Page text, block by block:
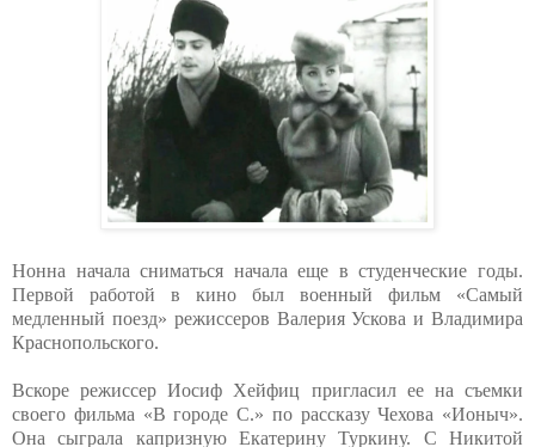
Нонна начала сниматься начала еще в студенческие годы.
Первой работой в кино был военный фильм «Самый
медленный поезд» режиссеров Валерия Ускова и Владимира
Краснопольского.
Вскоре режиссер Иосиф Хейфиц пригласил ее на съемки
своего фильма «В городе С.» по рассказу Чехова «Ионыч».
Она сыграла капризную Екатерину Туркину. С Никитой